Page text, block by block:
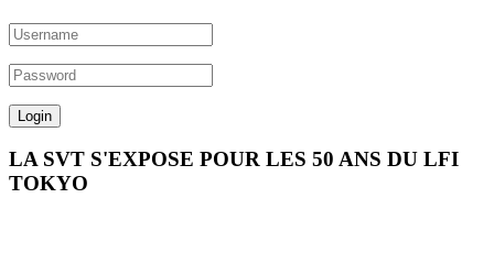
LA SVT S'EXPOSE POUR LES 50 ANS DU LFI
TOKYO